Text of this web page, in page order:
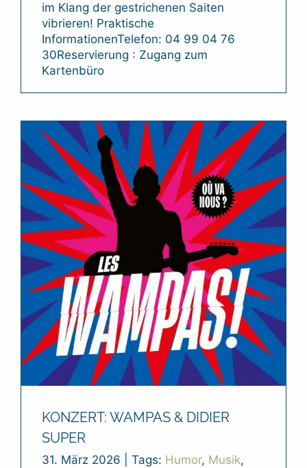
im Klang der gestrichenen Saiten
vibrieren! Praktische
InformationenTelefon: 04 99 04 76
30Reservierung : Zugang zum
Kartenbüro
KONZERT: WAMPAS & DIDIER
SUPER
31. März 2026 Tags: Humor, Musik,